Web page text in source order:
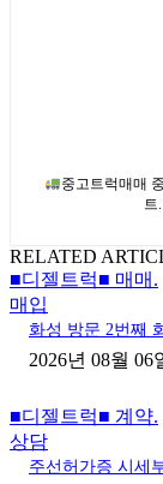
중고트럭매매
트
RELATED
■디젤트럭■ 매매.
매입
화성 방문 2번째
2026년 08월 06
■디젤트럭■ 계약.
상담
주선허가증 시세